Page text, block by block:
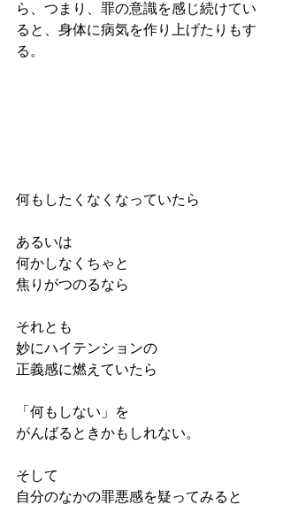
ら、つまり、罪の意識を感じ続けてい
ると、身体に病気を作り上げたりもす
る。
何もしたくなくなっていたら
あるいは
何かしなくちゃと
焦りがつのるなら
それとも
妙にハイテンションの
正義感に燃えていたら
「何もしない」を
がんばるときかもしれない。
そして
自分のなかの罪悪感を疑ってみると